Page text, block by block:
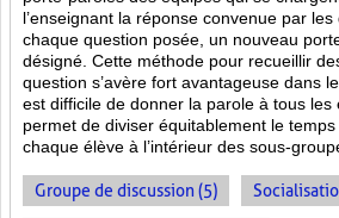
l’enseignant la réponse convenue par
chaque question posée, un nouveau
désigné. Cette méthode pour recueillir
question s’avère fort avantageuse dans
est difficile de donner la parole à tous les
permet de diviser équitablement le
chaque élève à l’intérieur des sous-
Groupe de discussion (5)